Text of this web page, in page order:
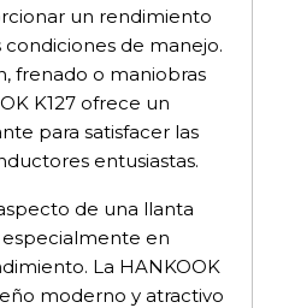
un rendimiento
condiciones de manejo.
frenado o maniobras
K127 ofrece un
para satisfacer las
entusiastas.
de una llanta
en
La HANKOOK
moderno y atractivo